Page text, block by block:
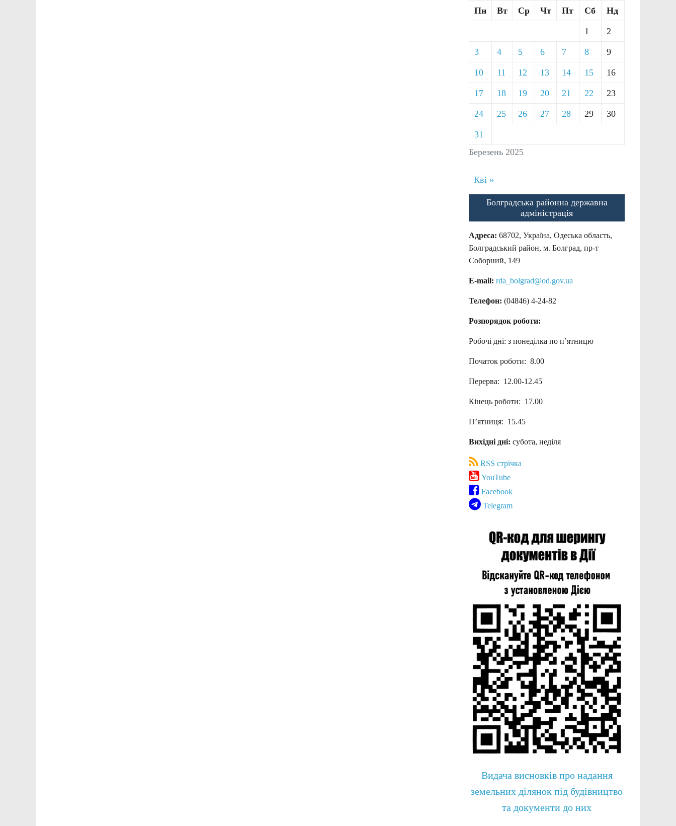
Березень 2025
Пн Вт Ср Чт Пт Сб Нд
1 2
3 4 5 6 7 8 9
10 11 12 13 14 15 16
17 18 19 20 21 22 23
24 25 26 27 28 29 30
31
Кві »
Болградська районна державна
адміністрація
Адреса: 68702, Україна, Одеська область,
Болградський район, м. Болград, пр-т
Соборний, 149
E-mail: rda_bolgrad@od.gov.ua
Телефон: (04846) 4-24-82
Розпорядок роботи:
Робочі дні: з понеділка по п’ятницю
Початок роботи: 8.00
Перерва: 12.00-12.45
Кінець роботи: 17.00
П’ятниця: 15.45
Вихідні дні: субота, неділя
RSS стрічка
YouTube
Facebook
Telegram
Видача висновків про надання
земельних ділянок під будівництво
та документи до них